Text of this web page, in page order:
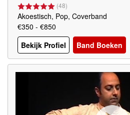
(48)
Akoestisch, Pop, Coverband
€350 - €850
Bekijk Profiel
Band Boeken